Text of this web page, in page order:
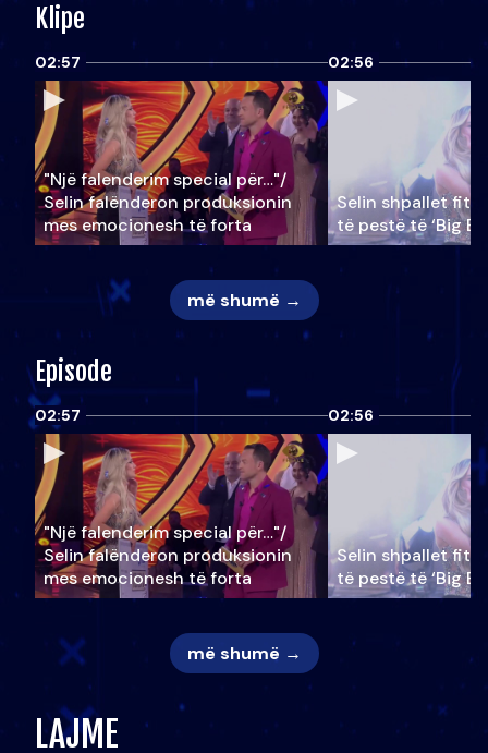
Klipe
02:57
"Një falenderim special për…"/
Selin falënderon produksionin
mes emocionesh të forta
02:56
Selin shpallet
të pestë të ‘Big
më shumë →
Episode
02:57
"Një falenderim special për…"/
Selin falënderon produksionin
mes emocionesh të forta
02:56
Selin shpallet
të pestë të ‘Big
më shumë →
LAJME